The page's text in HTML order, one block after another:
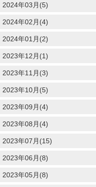
2024年03月(5)
2024年02月(4)
2024年01月(2)
2023年12月(1)
2023年11月(3)
2023年10月(5)
2023年09月(4)
2023年08月(4)
2023年07月(15)
2023年06月(8)
2023年05月(8)